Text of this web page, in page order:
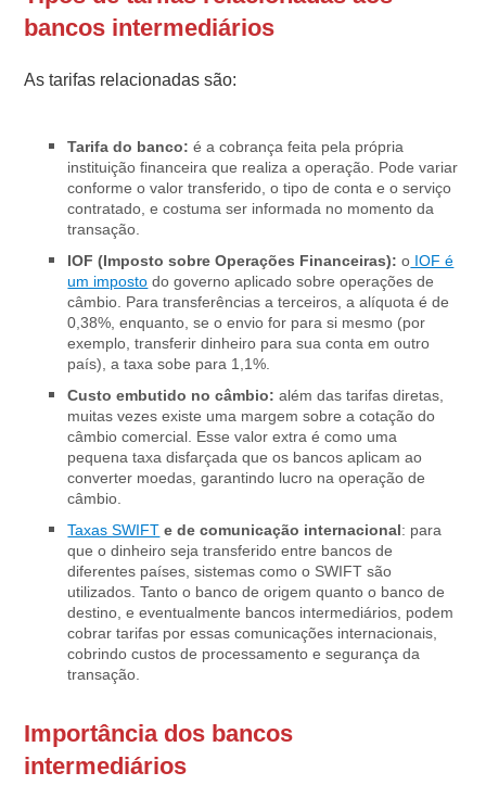
bancos intermediários
As tarifas relacionadas são:
Tarifa do banco: é a cobrança feita pela própria
instituição financeira que realiza a operação. Pode variar
conforme o valor transferido, o tipo de conta e o serviço
contratado, e costuma ser informada no momento da
transação.
IOF (Imposto sobre Operações Financeiras):o IOF é
um imposto do governo aplicado sobre operações de
câmbio. Para transferências a terceiros, a alíquota é de
0,38%, enquanto, se o envio for para si mesmo (por
exemplo, transferir dinheiro para sua conta em outro
país), a taxa sobe para 1,1%.
Custo embutido no câmbio:além das tarifas diretas,
muitas vezes existe uma margem sobre a cotação do
câmbio comercial. Esse valor extra é como uma
pequena taxa disfarçada que os bancos aplicam ao
converter moedas, garantindo lucro na operação de
câmbio.
Taxas SWIFT e de comunicação internacional: para
que o dinheiro seja transferido entre bancos de
diferentes países, sistemas como o SWIFT são
utilizados. Tanto o banco de origem quanto o banco de
destino, e eventualmente bancos intermediários, podem
cobrar tarifas por essas comunicações internacionais,
cobrindo custos de processamento e segurança da
transação.
Importância dos bancos
intermediários